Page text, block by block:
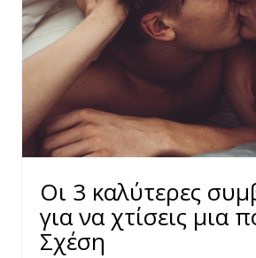
Οι 3 καλύτερες
για να χτίσεις μια
Σχέση